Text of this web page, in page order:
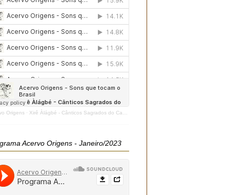
Origens · Xirê Àlágbé - Cânticos Sagrados do Candomblé - 2020
Acervo Origens - Janeiro/2023